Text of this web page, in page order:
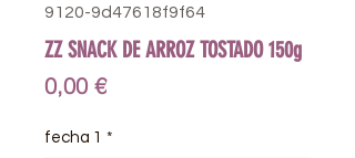
9120-9d47618f9f64
ZZ SNACK DE ARROZ TOSTADO 150g
0,00 €가
fecha 1 *